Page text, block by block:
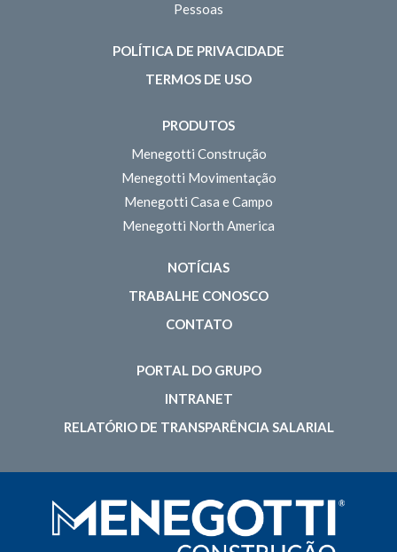
Pessoas
POLÍTICA DE PRIVACIDADE
TERMOS DE USO
PRODUTOS
Menegotti Construção
Menegotti Movimentação
Menegotti Casa e Campo
Menegotti North America
NOTÍCIAS
TRABALHE CONOSCO
CONTATO
PORTAL DO GRUPO
INTRANET
RELATÓRIO DE TRANSPARÊNCIA SALARIAL